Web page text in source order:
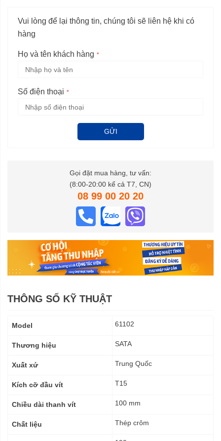
Vui lòng để lại thông tin, chúng tôi sẽ liên hệ khi có
hàng
Họ và tên khách hàng
Số điện thoại
GỬI
Gọi đặt mua hàng, tư vấn:
(8:00-20:00 kể cả T7, CN)
08 99 00 20 20
THÔNG SỐ KỸ THUẬT
kỹ
Model 61102
Thương hiệu SATA
Xuất xứ Trung Quốc
Kích cỡ đầu vít T15
Chiều dài thanh vít 100 mm
Chất liệu Thép crôm